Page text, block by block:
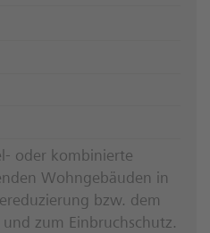
oder kombinierte
Wohngebäuden in
bzw. dem
zum Einbruchschutz.